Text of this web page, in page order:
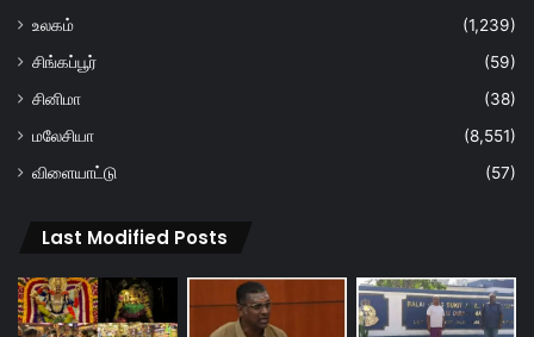
உலகம்
(1,239)
சிங்கப்பூர்
(59)
சினிமா
(38)
மலேசியா
(8,551)
விளையாட்டு
(57)
Last Modified Posts